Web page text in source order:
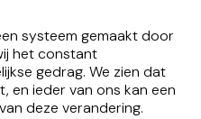
systeem gemaakt door
het constant
gedrag. We zien dat
en ieder van ons kan een
deze verandering.